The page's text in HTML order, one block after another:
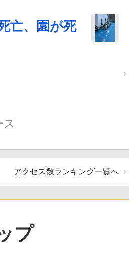
亡、園が死
アクセス数ランキング一覧へ
プ